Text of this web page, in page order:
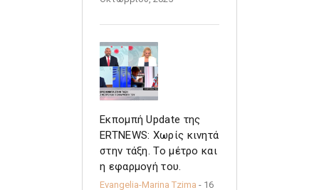
Εκπομπή Update της
ERTNEWS: Χωρίς κινητά
στην τάξη. Το μέτρο και
η εφαρμογή του.
Evangelia-Marina Tzima - 16